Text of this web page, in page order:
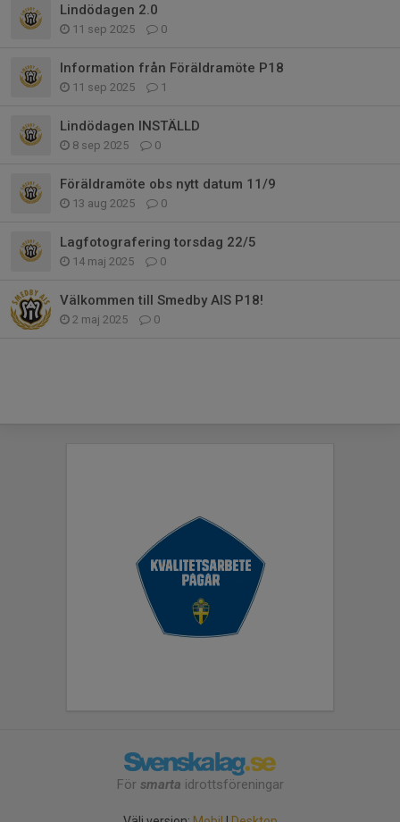
Lindödagen 2.0
11 sep 2025 0
Information från Föräldramöte P18
11 sep 2025 1
Lindödagen INSTÄLLD
8 sep 2025 0
Föräldramöte obs nytt datum 11/9
13 aug 2025 0
Lagfotografering torsdag 22/5
14 maj 2025 0
Välkommen till Smedby AIS P18!
2 maj 2025 0
För smarta idrottsföreningar